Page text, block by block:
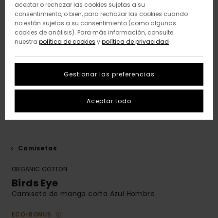
Camisetas
ORGANIC COTTON
Birds Eye
Camiseta de manga corta Azul Hombre
ECO-BONUS
aceptar o rechazar las cookies sujetas a su
consentimiento, o bien, para rechazar las cookies cuando
no están sujetas a su consentimiento (como algunas
cookies de análisis). Para más información, consulte
nuestra política de cookies ypolítica de privacidad
Gestionar las preferencias
Aceptar todo